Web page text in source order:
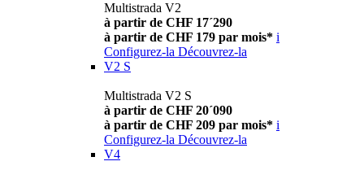
Multistrada V2
à partir de CHF 17´290
à partir de CHF 179 par mois* i
Configurez-la Découvrez-la
V2 S
Multistrada V2 S
à partir de CHF 20´090
à partir de CHF 209 par mois* i
Configurez-la Découvrez-la
V4